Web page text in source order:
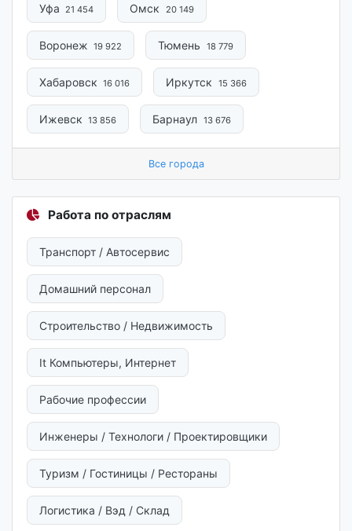
Уфа 21 454 Омск 20 149
Воронеж 19 922 Тюмень 18 779
Хабаровск 16 016 Иркутск 15 366
Ижевск 13 856 Барнаул 13 676
Все города
Работа по отраслям
Транспорт / Автосервис
Домашний персонал
Строительство / Недвижимость
It Компьютеры, Интернет
Рабочие профессии
Инженеры / Технологи / Проектировщики
Туризм / Гостиницы / Рестораны
Логистика / Вэд / Склад